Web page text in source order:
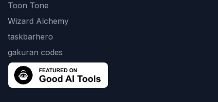
Toon Tone
Wizard Alchemy
taskbarhero
gakuran codes